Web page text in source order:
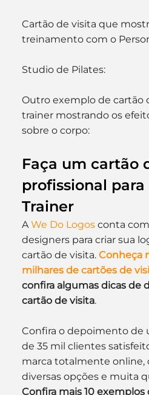
Cartão de visita que
treinamento com o
Studio de Pilates:
Outro exemplo de cartão
trainer mostrando os
sobre o corpo:
Faça um cartão
profissional para
Trainer
A We Do Logos conta com
designers para criar sua
cartão de visita. Conheça
milhares de cartões de
confira algumas dicas de
cartão de visita.
Confira o depoimento de
de 35 mil clientes
marca totalmente online,
diversas opções e muita
Confira mais 10